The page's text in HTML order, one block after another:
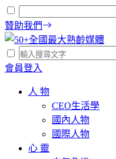
贊助我們
會員登入
人 物
CEO生活學
國內人物
國際人物
心 靈